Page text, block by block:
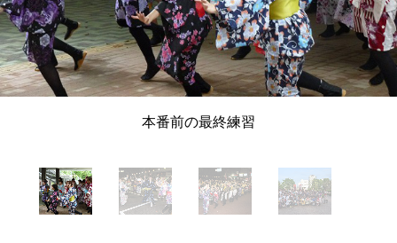
本番前の最終練習